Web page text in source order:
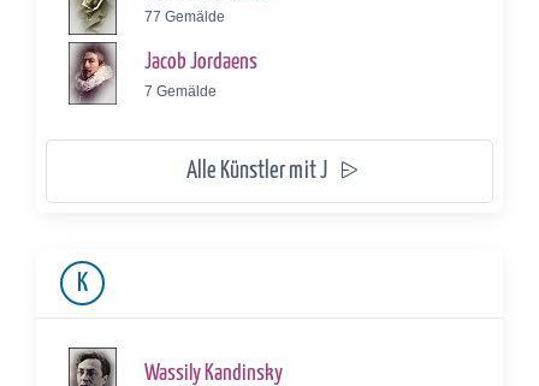
77 Gemälde
Jacob Jordaens
7 Gemälde
Alle Künstler mit J
K
Wassily Kandinsky